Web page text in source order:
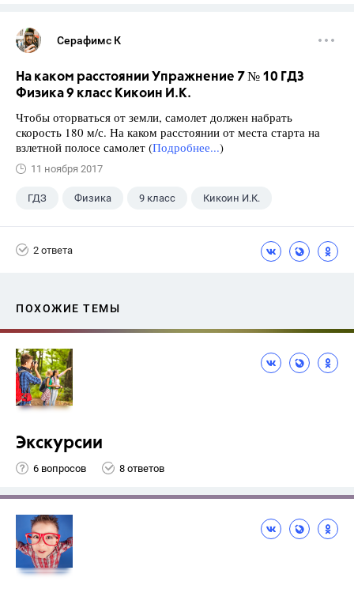
Серафимс К
На каком расстоянии Упражнение 7 № 10 ГДЗ
Физика 9 класс Кикоин И.К.
Чтобы оторваться от земли, самолет должен набрать
скорость 180 м/с. На каком расстоянии от места старта на
взлетной полосе самолет (Подробнее...)
11 ноября 2017
ГДЗ Физика 9 класс Кикоин И.К.
2 ответа
ПОХОЖИЕ ТЕМЫ
Экскурсии
6 вопросов 8 ответов